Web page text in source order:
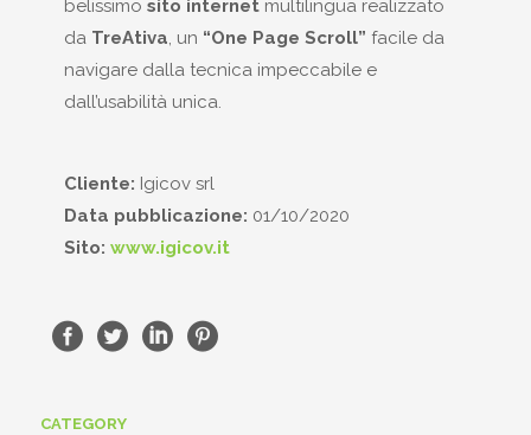
belissimo sito internetmultilingua realizzato
da TreAtiva, un “One Page Scroll” facile da
navigare dalla tecnica impeccabile e
dall’usabilità unica.
Cliente: Igicov srl
Data pubblicazione: 01/10/2020
Sito: www.igicov.it
CATEGORY